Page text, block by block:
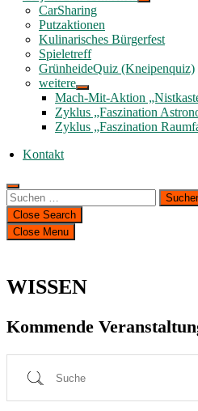
CarSharing
Putzaktionen
Kulinarisches Bürgerfest
Spieletreff
GrünheideQuiz (Kneipenquiz)
weitere
Mach-Mit-Aktion
Zyklus „Faszination
Zyklus „Faszination
Kontakt
Suchen
nach:
Close Search
Close Menu
WISSEN
Kommende
Suche